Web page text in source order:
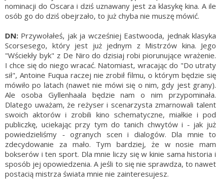
nominacji do Oscara i dziś uznawany jest za klasykę kina. A ile
osób go do dziś obejrzało, to już chyba nie muszę mówić.
DN: Przywołałeś, jak ja wcześniej Eastwooda, jednak klasyka
Scorsesego, który jest już jednym z Mistrzów kina. Jego
"Wściekły byk" z De Niro do dzisiaj robi piorunujące wrażenie.
I chce się do niego wracać. Natomiast, wracając do "Do utraty
sił", Antoine Fuqua raczej nie zrobił filmu, o którym będzie się
mówiło po latach (nawet nie mówi się o nim, gdy jest grany).
Ale osoba Gyllenhaala będzie nam o nim przypominała.
Dlatego uważam, że reżyser i scenarzysta zmarnowali talent
swoich aktorów i zrobili kino schematyczne, miałkie i pod
publiczkę, uciekając przy tym do tanich chwytów i - jak już
powiedzieliśmy - ogranych scen i dialogów. Dla mnie to
zdecydowanie za mało. Tym bardziej, że w nosie mam
bokserów i ten sport. Dla mnie liczy się w kinie sama historia i
sposób jej opowiedzenia. A jeśli to się nie sprawdza, to nawet
postacią mistrza świata mnie nie zainteresujesz.